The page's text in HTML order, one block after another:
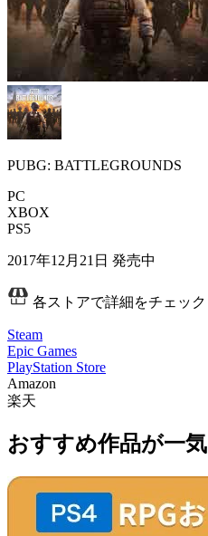
PUBG: BATTLEGROUNDS
PC
XBOX
PS5
2017年12月21日 発売中
各ストアで詳細をチェック
Steam
Epic Games
PlayStation Store
Amazon
楽天
おすすめ作品が一